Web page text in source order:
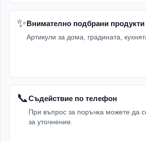
✨Внимателно подбрани продукти
Артикули за дома, градината,
📞Съдействие по телефон
При въпрос за поръчка можете да
за уточнение.